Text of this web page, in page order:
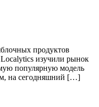
продуктов
изучили рынок
популярную модель
на сегодняшний […]